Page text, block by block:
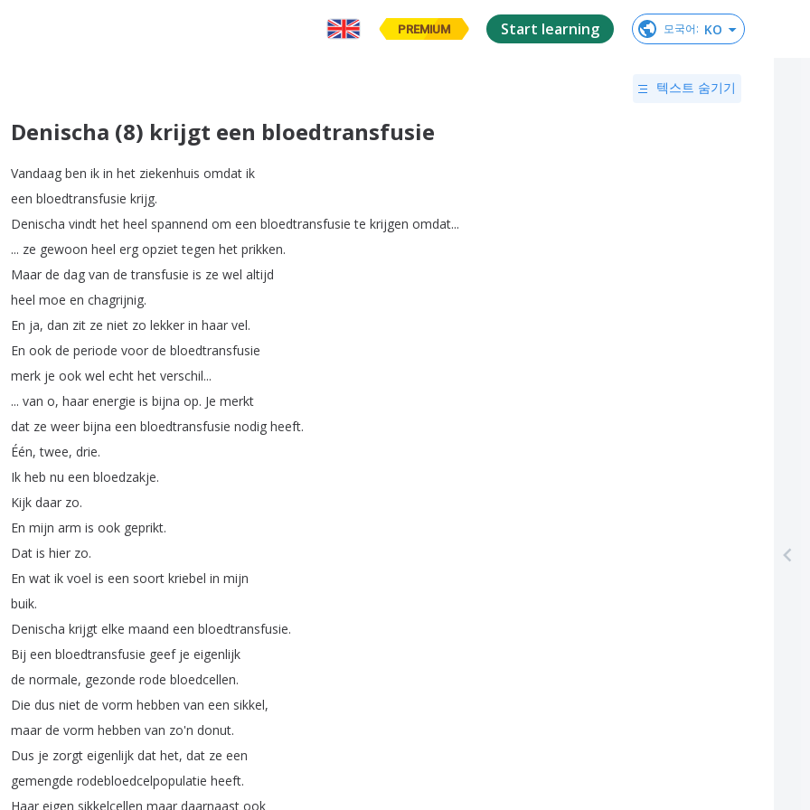
PREMIUM Start learning 모국어: KO
텍스트 숨기기
Denischa (8) krijgt een bloedtransfusie
Vandaag ben ik in het ziekenhuis omdat ik
een bloedtransfusie krijg.
Denischa vindt het heel spannend om een bloedtransfusie te krijgen omdat...
... ze gewoon heel erg opziet tegen het prikken.
Maar de dag van de transfusie is ze wel altijd
heel moe en chagrijnig.
En ja, dan zit ze niet zo lekker in haar vel.
En ook de periode voor de bloedtransfusie
merk je ook wel echt het verschil...
... van o, haar energie is bijna op. Je merkt
dat ze weer bijna een bloedtransfusie nodig heeft.
Één,twee, drie.
Ik heb nu een bloedzakje.
Kijk daar zo.
En mijn arm is ook geprikt.
Dat is hier zo.
En wat ik voel is een soort kriebel in mijn
buik.
Denischa krijgt elke maand een bloedtransfusie.
Bij een bloedtransfusie geef je eigenlijk
de normale, gezonde rode bloedcellen.
Die dus niet de vorm hebben van een sikkel,
maar de vorm hebben van zo'n donut.
Dus je zorgt eigenlijk dat het, dat ze een
gemengde rodebloedcelpopulatie heeft.
Haar eigen sikkelcellen maar daarnaast ook